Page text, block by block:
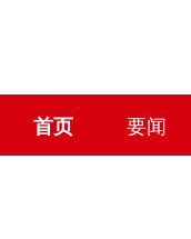
首页 要闻